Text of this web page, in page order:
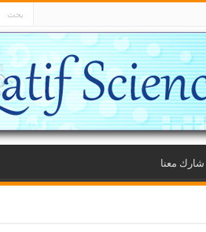
شارك معنا